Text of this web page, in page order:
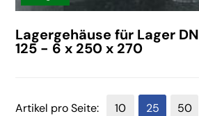
Lagergehäuse für Lager DN
125 - 6 x 250 x 270
Artikel pro Seite: 10 25 50